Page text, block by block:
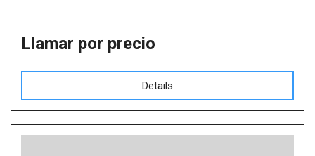
Llamar por precio
Details